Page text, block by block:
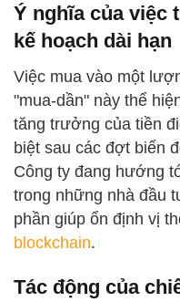
Ý nghĩa của việc
kế hoạch dài hạn
Việc mua vào một
"mua-dần" này thể
tăng trưởng của tiền
biệt sau các đợt biến
Công ty đang hướng
trong những nhà đầu
phần giúp ổn định vị
blockchain.
Tác động của